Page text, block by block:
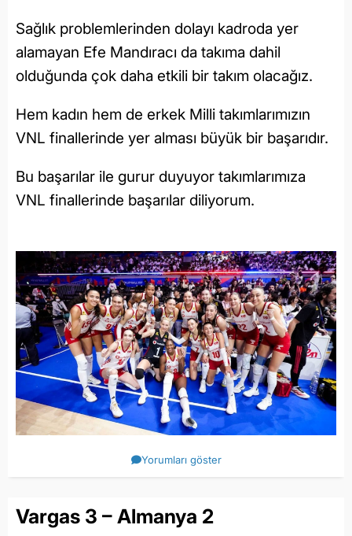
Sağlık problemlerinden dolayı kadroda yer
alamayan Efe Mandıracı da takıma dahil
olduğunda çok daha etkili bir takım olacağız.
Hem kadın hem de erkek Milli takımlarımızın
VNL finallerinde yer alması büyük bir başarıdır.
Bu başarılar ile gurur duyuyor takımlarımıza
VNL finallerinde başarılar diliyorum.
Yorumları göster
Vargas 3 – Almanya 2